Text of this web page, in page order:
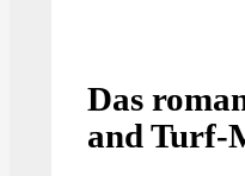
Das
and Turf-